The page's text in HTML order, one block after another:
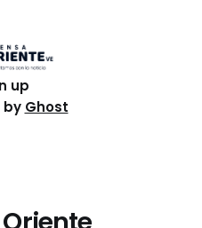
up
by Ghost